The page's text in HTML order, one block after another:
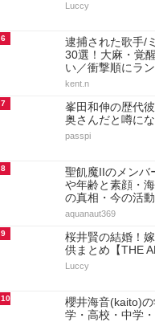
Luccy
6
逮捕された歌手/
30選！大麻・覚
い／衝撃順にラ
kent.n
7
峯田和伸の歴代
奥さんだと噂に
passpi
8
聖飢魔IIのメンバ
や年齢と素顔・
の真相・今の活
aquanaut369
9
桜井賢の結婚！
供まとめ【THE
Luccy
10
櫻井海音(kaito)
学・高校・中学